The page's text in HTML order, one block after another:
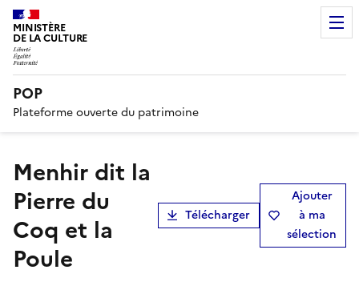
MINISTÈRE
DE LA CULTURE
POP
Plateforme ouverte du patrimoine
Menhir dit la
Pierre du
Coq et la
Poule
Télécharger
Ajouter
à ma
sélection